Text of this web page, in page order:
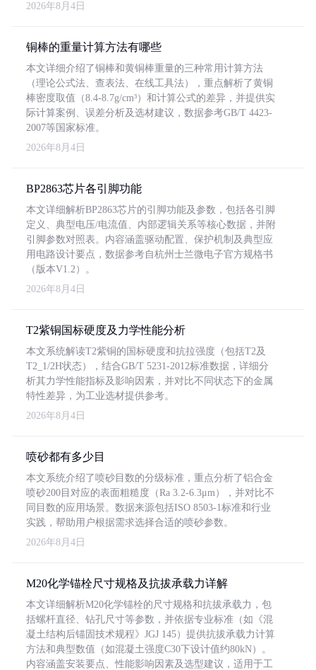
2026年8月4日
铜棒的重量计算方法有哪些
本文详细介绍了铜棒和黄铜棒重量的三种常用计算方法
（理论公式法、查表法、在线工具法），重点解析了黄铜
棒密度取值（8.4-8.7g/cm³）和计算公式的差异，并提供实
际计算案例、误差分析及选材建议，数据参考GB/T 4423-
2007等国家标准。
2026年8月4日
BP2863芯片各引脚功能
本文详细解析BP2863芯片的引脚功能及参数，包括各引脚
定义、典型电压/电流值、内部逻辑关系等核心数据，并附
引脚参数对照表。内容涵盖驱动配置、保护机制及典型应
用电路设计要点，数据参考自杭州士兰微电子官方规格书
（版本V1.2）。
2026年8月4日
T2紫铜国标硬度及力学性能分析
本文系统解读T2紫铜的国标硬度和抗拉强度（包括T2及
T2_1/2H状态），结合GB/T 5231-2012标准数据，详细分
析其力学性能指标及影响因素，并对比不同状态下的金属
特性差异，为工业选材提供参考。
2026年8月4日
喷砂都有多少目
本文系统介绍了喷砂目数的分级标准，重点分析了铝合金
喷砂200目对应的表面粗糙度（Ra 3.2-6.3μm），并对比不
同目数的应用场景。数据来源包括ISO 8503-1标准和行业
实践，帮助用户根据需求选择合适的喷砂参数。
2026年8月4日
M20化学锚栓尺寸规格及抗拔承载力详解
本文详细解析M20化学锚栓的尺寸规格和抗拔承载力，包
括螺杆直径、钻孔尺寸等参数，并依据专业标准（如《混
凝土结构后锚固技术规程》JGJ 145）提供抗拔承载力计算
方法和典型数值（如混凝土强度C30下设计值约80kN）。
内容涵盖安装要点、性能影响因素及选型建议，适用于工